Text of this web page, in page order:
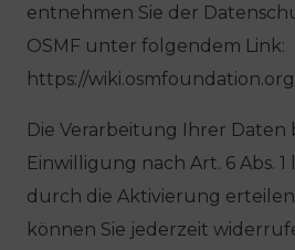
entnehmen Sie der
OSMF unter folgendem Link:
https://
Die Verarbeitung Ihrer
Einwilligung nach Art. 6 Abs. 1
durch die Aktivierung
können Sie jederzeit